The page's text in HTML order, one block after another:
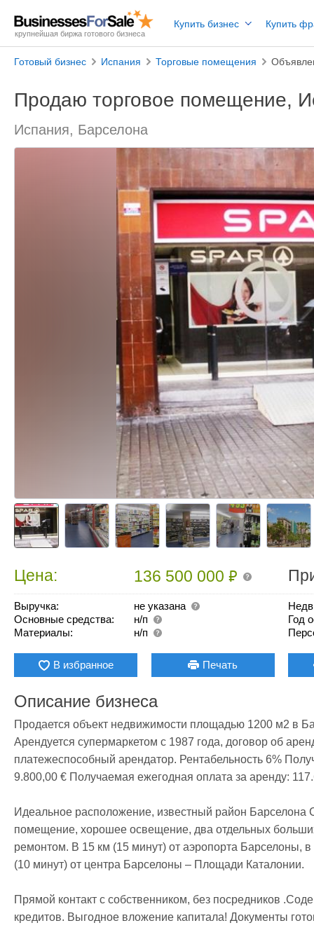
крупнейшая биржа готового бизнеса
Купить бизнес Купить
Готовый бизнес Испания Торговые помещения
Продаю торговое помещение,
Испания, Барселона
Цена: 136 500 000₽
Выручка:
не указана
Основные средства:
н/п
Материалы:
н/п
Год
В избранное Печать
Описание бизнеса
Продается объект недвижимости площадью 1200 м2 в
Арендуется супермаркетом с 1987 года, договор об
платежеспособный арендатор. Рентабельность 6%
9.800,00 € Получаемая ежегодная оплата за аренду:
Идеальное расположение, известный район Барселона
помещение, хорошее освещение, два отдельных
ремонтом. В 15 км (15 минут) от аэропорта Барселоны,
(10 минут) от центра Барселоны – Площади Каталонии.
Прямой контакт с собственником, без посредников
кредитов. Выгодное вложение капитала! Документы